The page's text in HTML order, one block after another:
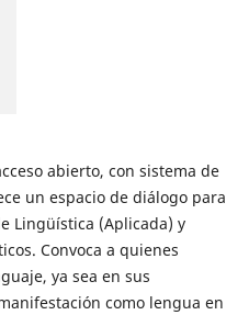
abierto, con sistema de
un espacio de diálogo para
Lingüística (Aplicada) y
Convoca a quienes
ya sea en sus
como lengua en